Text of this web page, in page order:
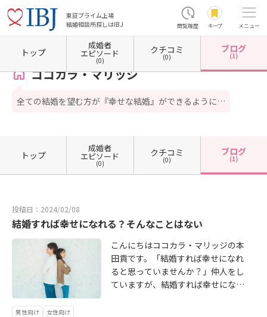
東証プライム上場
結婚相談所探しはIBJ
閲覧履歴 キープ メニュー
ホーム 埼玉県の結婚相談所 埼玉県さいたま市 埼玉県さいたま市大宮区 ココカラ・
ココカラ・マリッジ
全ての結婚を望む方が『幸せな結婚』ができるように…
トップ
成婚者
エピソード
(0)
クチコミ
(0)
ブログ
(1)
トップ
成婚者
エピソード
(0)
クチコミ
(0)
ブログ
(1)
投稿日：2024/02/08
結婚すれば幸せになれる？そんなことはない
こんにちはココカラ・マリッジの本
田貢です。「結婚すれば幸せになれ
ると思っていませんか？」仲人をし
ていますが、結婚すれば幸せになれ
男性向け 女性向け